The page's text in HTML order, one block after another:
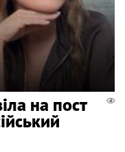
на пост